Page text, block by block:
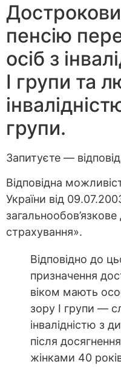
пенсію
осіб з
I групи та
групи.
Запитуєте —
Відповідна
України від
страхування».
Відповідно до
призначення
віком мають
зору I групи —
інвалідністю з
після
жінками 40